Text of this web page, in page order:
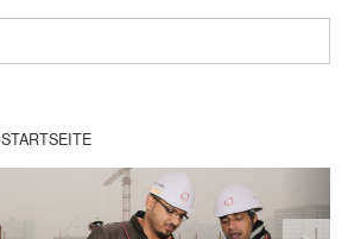
STARTSEITE